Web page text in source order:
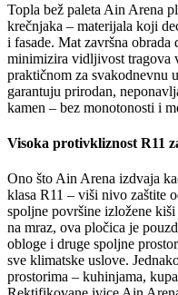
Topla bež paleta Ain Arena
krečnjaka – materijala koji
i fasade. Mat završna obrada
minimizira vidljivost tragova
praktičnom za svakodnevnu
garantuju prirodan,
kamen – bez monotonosti i
Visoka protivkliznost R11
Ono što Ain Arena izdvaja
klasa R11 – viši nivo zaštite
spoljne površine izložene
na mraz, ova pločica je
obloge i druge spoljne
sve klimatske uslove.
prostorima – kuhinjama,